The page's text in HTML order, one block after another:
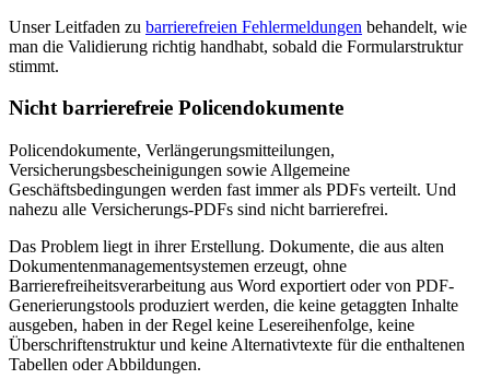
Unser Leitfaden zu barrierefreien Fehlermeldungen behandelt, wie
man die Validierung richtig handhabt, sobald die Formularstruktur
stimmt.
Nicht barrierefreie Policendokumente
Policendokumente, Verlängerungsmitteilungen,
Versicherungsbescheinigungen sowie Allgemeine
Geschäftsbedingungen werden fast immer als PDFs verteilt. Und
nahezu alle Versicherungs-PDFs sind nicht barrierefrei.
Das Problem liegt in ihrer Erstellung. Dokumente, die aus alten
Dokumentenmanagementsystemen erzeugt, ohne
Barrierefreiheitsverarbeitung aus Word exportiert oder von PDF-
Generierungstools produziert werden, die keine getaggten Inhalte
ausgeben, haben in der Regel keine Lesereihenfolge, keine
Überschriftenstruktur und keine Alternativtexte für die enthaltenen
Tabellen oder Abbildungen.